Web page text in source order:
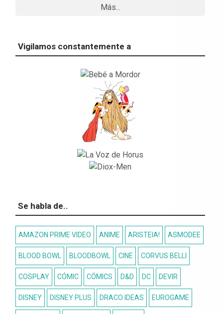
Más...
Vigilamos constantemente a
Se habla de..
AMAZON PRIME VIDEO ANIME ARISTEIA! ASMODEE
BLOOD BOWL BLOODBOWL CINE CORVUS BELLI
COSPLAY CÓMIC CÓMICS D&D DC DEVIR
DISNEY DISNEY PLUS DRACO IDEAS EUROGAME